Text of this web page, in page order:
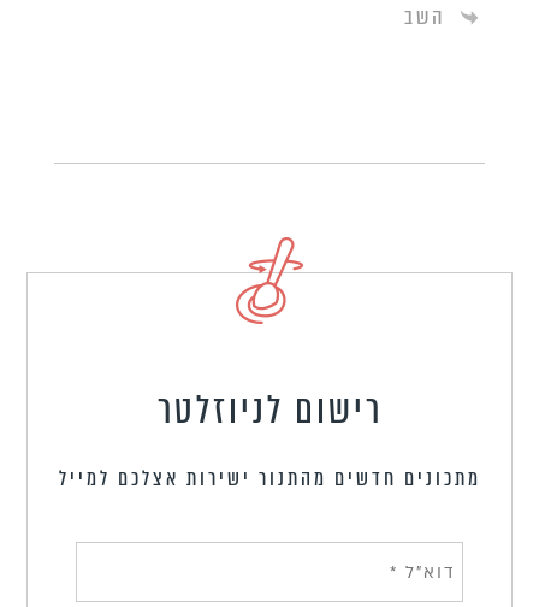
השב
רישום לניוזלטר
מתכונים חדשים מהתנור ישירות אצלכם למייל